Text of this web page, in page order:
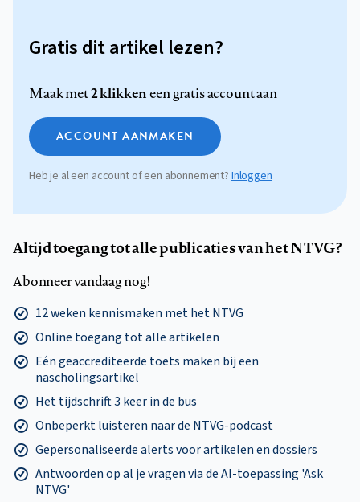
Gratis dit artikel lezen?
Maak met2 klikkeneen gratis account aan
ACCOUNT AANMAKEN
Heb je al een account of een abonnement? Inloggen
Altijd toegang tot alle publicaties van het NTVG?
Abonneer vandaag nog!
12 weken kennismaken met het NTVG
Online toegang tot alle artikelen
Eén geaccrediteerde toets maken bij een
nascholingsartikel
Het tijdschrift 3 keer in de bus
Onbeperkt luisteren naar de NTVG-podcast
Gepersonaliseerde alerts voor artikelen en dossiers
Antwoorden op al je vragen via de AI-toepassing 'Ask
NTVG'